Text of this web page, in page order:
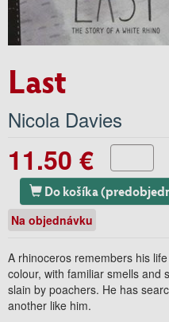
Last
Nicola Davies
11.50 €
Do košíka
Na objednávku
A rhinoceros remembers his
colour, with familiar smells and
slain by poachers. He has
another like him.